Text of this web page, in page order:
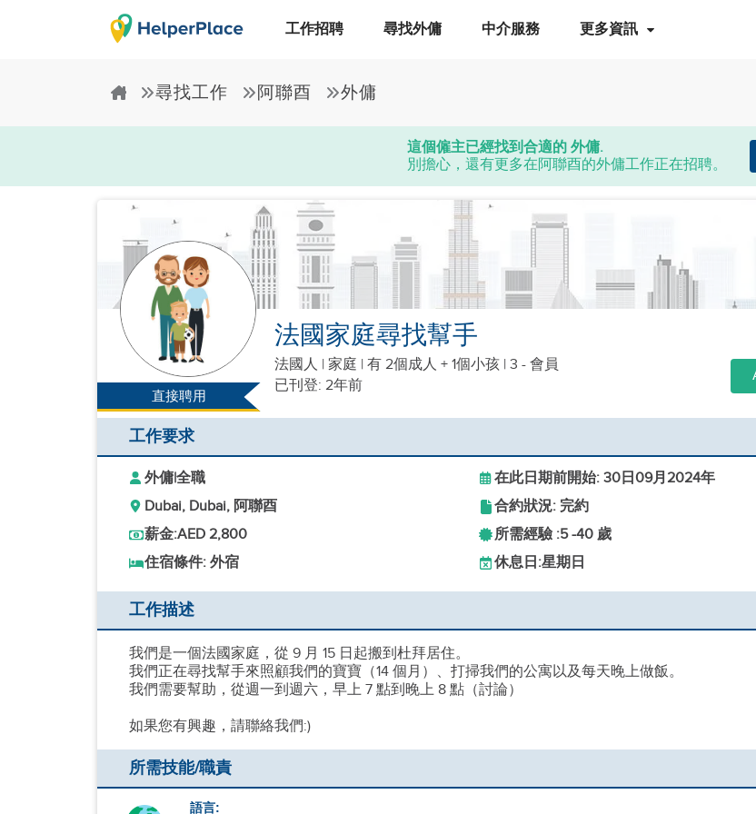
工作招聘 尋找外傭 中介服務 更多資訊
尋找工作 阿聯酉 外傭
這個僱主已經找到合適的 外傭.
別擔心，還有更多在阿聯酉的外傭工作正在招聘。
直接聘用
法國家庭尋找幫手
法國人 | 家庭 | 有 2個成人 + 1個小孩 | 3 - 會員
已刊登: 2年前
工作要求
外傭|全職
在此日期前開始: 30日09月2024年
Dubai, Dubai, 阿聯酉
合約狀況: 完約
薪金:AED 2,800 所需經驗 :5 -40 歲
住宿條件: 外宿
休息日:星期日
工作描述
我們是一個法國家庭，從 9 月 15 日起搬到杜拜居住。
我們正在尋找幫手來照顧我們的寶寶（14 個月）、打掃我們的公寓以及每天晚上做飯。
我們需要幫助，從週一到週六，早上 7 點到晚上 8 點（討論）
如果您有興趣，請聯絡我們:)
所需技能/職責
語言: